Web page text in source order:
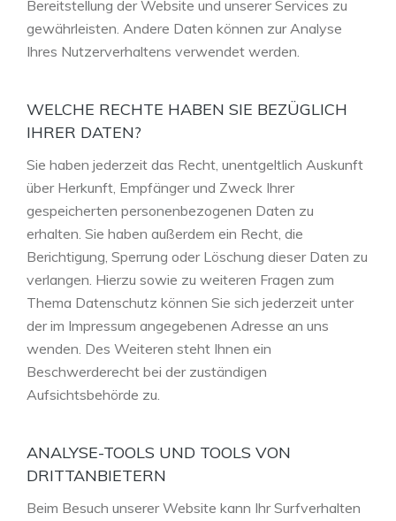
Bereitstellung der Website und unserer Services zu
gewährleisten. Andere Daten können zur Analyse
Ihres Nutzerverhaltens verwendet werden.
WELCHE RECHTE HABEN SIE BEZÜGLICH
IHRER DATEN?
Sie haben jederzeit das Recht, unentgeltlich Auskunft
über Herkunft, Empfänger und Zweck Ihrer
gespeicherten personenbezogenen Daten zu
erhalten. Sie haben außerdem ein Recht, die
Berichtigung, Sperrung oder Löschung dieser Daten zu
verlangen. Hierzu sowie zu weiteren Fragen zum
Thema Datenschutz können Sie sich jederzeit unter
der im Impressum angegebenen Adresse an uns
wenden. Des Weiteren steht Ihnen ein
Beschwerderecht bei der zuständigen
Aufsichtsbehörde zu.
ANALYSE-TOOLS UND TOOLS VON
DRITTANBIETERN
Beim Besuch unserer Website kann Ihr Surfverhalten